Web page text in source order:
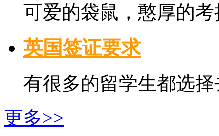
可爱的袋鼠，憨厚的
英国签证要求
有很多的留学生都选
更多>>